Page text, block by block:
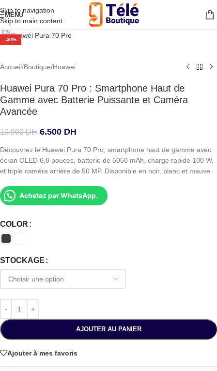
Skip to navigation
Skip to main content
MENU
-40%
Agrandir
Accueil/Boutique/Huawei
Huawei Pura 70 Pro : Smartphone Haut de
Gamme avec Batterie Puissante et Caméra
Avancée
10.900DH 6.500 DH
Découvrez le Huawei Pura 70 Pro, smartphone haut de gamme avec
écran OLED 6,8 pouces, batterie de 5050 mAh, charge rapide 100 W,
et triple caméra arrière de 50 MP. Disponible en noir, blanc et mauve.
Achetez par WhatsApp.
COLOR
STOCKAGE
AJOUTER AU PANIER
Ajouter à mes favoris